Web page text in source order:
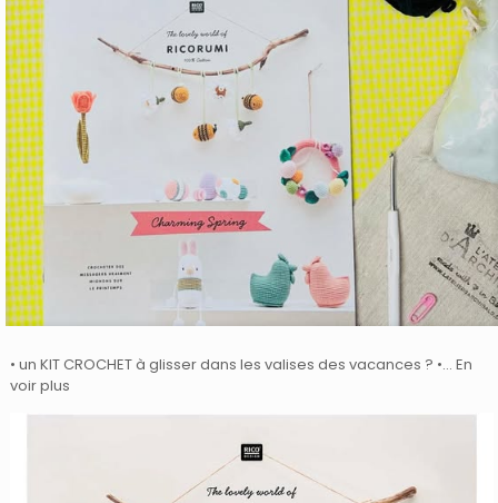
• un KIT CROCHET à glisser dans les valises des vacances ? •… En
voir plus